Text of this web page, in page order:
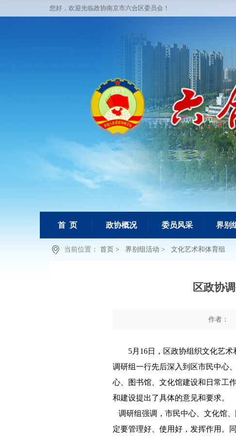
您好，欢迎光临政协南京市六合区委员会！
首 页 政协概况 委员风采 界别
当前位置： 首页 > 界别组活动 > 文化艺术和体育组
区政协
作者：
5月16日，区政协组织文化艺
调研组一行先后深入到区市民中心
心、图书馆、文化馆建设和日常工
和建设提出了具体的意见和要求。
调研组强调，市民中心、文化馆
定要管理好、使用好，发挥作用。